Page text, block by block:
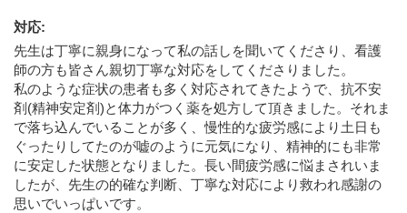
対応:
先生は丁寧に親身になって私の話しを聞いてくださり、看護
師の方も皆さん親切丁寧な対応をしてくださりました。
私のような症状の患者も多く対応されてきたようで、抗不安
剤(精神安定剤)と体力がつく薬を処方して頂きました。それま
で落ち込んでいることが多く、慢性的な疲労感により土日も
ぐったりしてたのが嘘のように元気になり、精神的にも非常
に安定した状態となりました。長い間疲労感に悩まされいま
したが、先生の的確な判断、丁寧な対応により救われ感謝の
思いでいっぱいです。